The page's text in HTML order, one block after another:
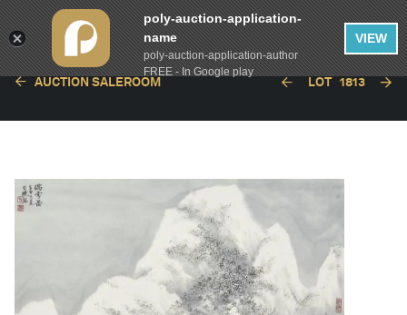
AUCTION SALEROOM LOT 1813
poly-auction-application-
name
poly-auction-application-author
FREE - In Google play
VIEW